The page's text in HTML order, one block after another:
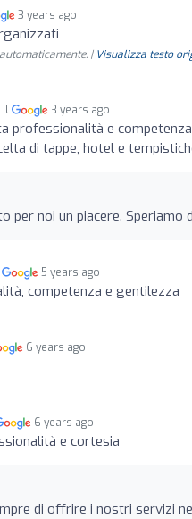
3 years ago
| Visualizza testo
il 3 years ago
professionalità e
di tappe, hotel e
per noi un piacere.
5 years ago
competenza e gentilezza
6 years ago
6 years ago
e cortesia
di offrire i nostri servizi